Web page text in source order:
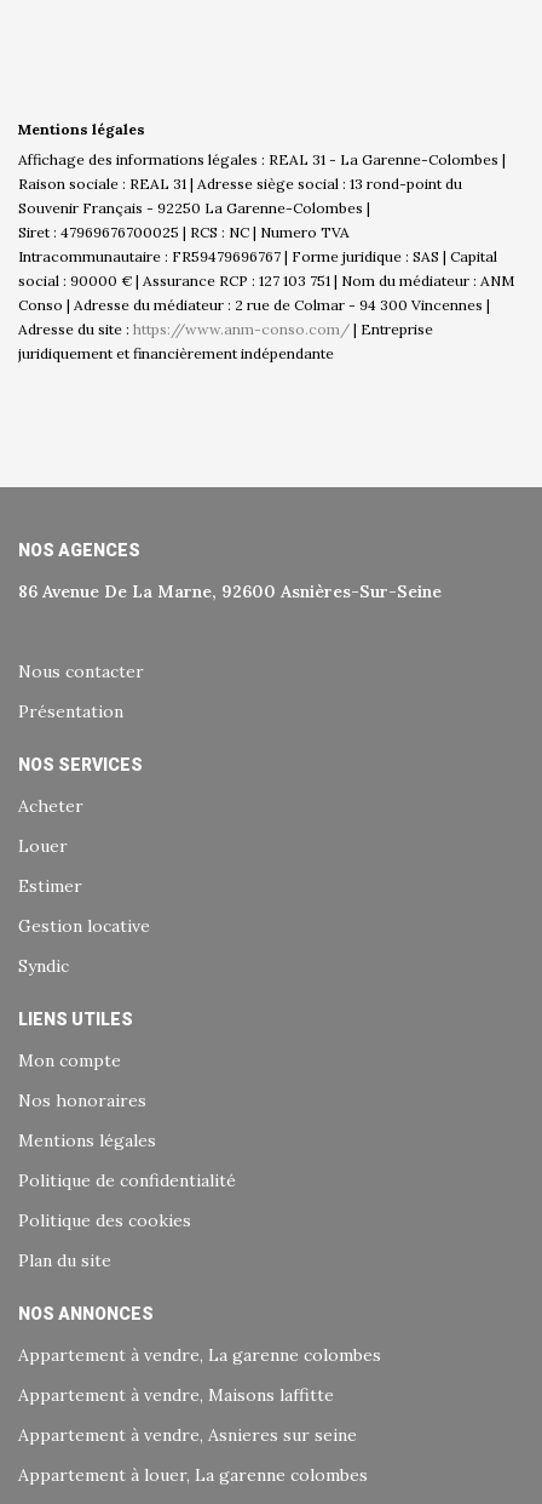
Mentions légales
Affichage des informations légales : REAL 31 - La Garenne-Colombes |
Raison sociale : REAL 31 | Adresse siège social : 13 rond-point du
Souvenir Français - 92250 La Garenne-Colombes |
Siret : 47969676700025 | RCS : NC | Numero TVA
Intracommunautaire : FR59479696767 | Forme juridique : SAS | Capital
social : 90000 € | Assurance RCP : 127 103 751 | Nom du médiateur : ANM
Conso | Adresse du médiateur : 2 rue de Colmar - 94 300 Vincennes |
Adresse du site : https://www.anm-conso.com/ | Entreprise
juridiquement et financièrement indépendante
NOS AGENCES
86 Avenue De La Marne, 92600 Asnières-Sur-Seine
Nous contacter
Présentation
NOS SERVICES
Acheter
Louer
Estimer
Gestion locative
Syndic
LIENS UTILES
Mon compte
Nos honoraires
Mentions légales
Politique de confidentialité
Politique des cookies
Plan du site
NOS ANNONCES
Appartement à vendre, La garenne colombes
Appartement à vendre, Maisons laffitte
Appartement à vendre, Asnieres sur seine
Appartement à louer, La garenne colombes